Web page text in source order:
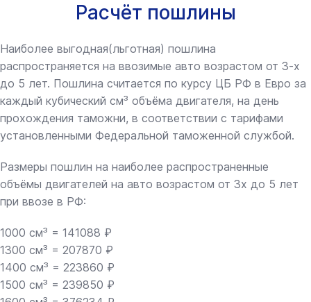
Расчёт пошлины
Наиболее выгодная(льготная) пошлина
распространяется на ввозимые авто возрастом от 3-х
до 5 лет. Пошлина считается по курсу ЦБ РФ в Евро за
каждый кубический см³ объёма двигателя, на день
прохождения таможни, в соответствии с тарифами
установленными Федеральной таможенной службой.
Размеры пошлин на наиболее распространенные
объёмы двигателей на авто возрастом от 3х до 5 лет
при ввозе в РФ:
1000 см³ = 141088 ₽
1300 см³ = 207870 ₽
1400 см³ = 223860 ₽
1500 см³ = 239850 ₽